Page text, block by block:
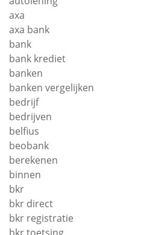
axa
axa bank
bank
bank krediet
banken
banken vergelijken
bedrijf
bedrijven
belfius
beobank
berekenen
binnen
bkr
bkr direct
bkr registratie